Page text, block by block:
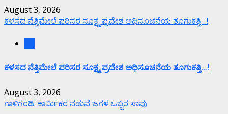
August 3, 2026
ಕಳಸದ ನೆತ್ತಿಮೇಲೆ ಪರಿಸರ ಸೂಕ್ಷ್ಮ ಪ್ರದೇಶ ಅಧಿಸೂಚನೆಯ ತೂಗುಕತ್ತಿ…!
ಕಳಸದ ನೆತ್ತಿಮೇಲೆ ಪರಿಸರ ಸೂಕ್ಷ್ಮ ಪ್ರದೇಶ ಅಧಿಸೂಚನೆಯ ತೂಗುಕತ್ತಿ…!
August 3, 2026
ಗಾಳಿಗಂಡಿ: ಕಾರ್ಮಿಕರ ನಡುವೆ ಜಗಳ ಒಬ್ಬರ ಸಾವು